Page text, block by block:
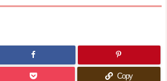
Copy